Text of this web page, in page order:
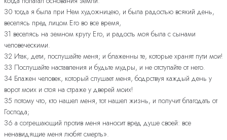
30 тогда я была при Нем художницею, и была радостью всякий день,
веселясь пред лицом Его во все время,
31 веселясь на земном кругу Его, и радость моя была с сынами
человеческими.
32 Итак, дети, послушайте меня; и блаженны те, которые хранят пути мои!
33 Послушайте наставления и будьте мудры, и не отступайте от него.
34 Блажен человек, который слушает меня, бодрствуя каждый день у
ворот моих и стоя на страже у дверей моих!
35 потому что, кто нашел меня, тот нашел жизнь, и получит благодать от
Господа;
36 а согрешающий против меня наносит вред душе своей: все
ненавидящие меня любят смерть».